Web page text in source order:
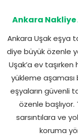
Ankara Nakliye
Ankara Uşak eşya
diye büyük özenle
Uşak’a ev taşırken
yükleme aşaması
eşyaların güvenli
özenle başlıyor.
sarsıntılara ve
koruma